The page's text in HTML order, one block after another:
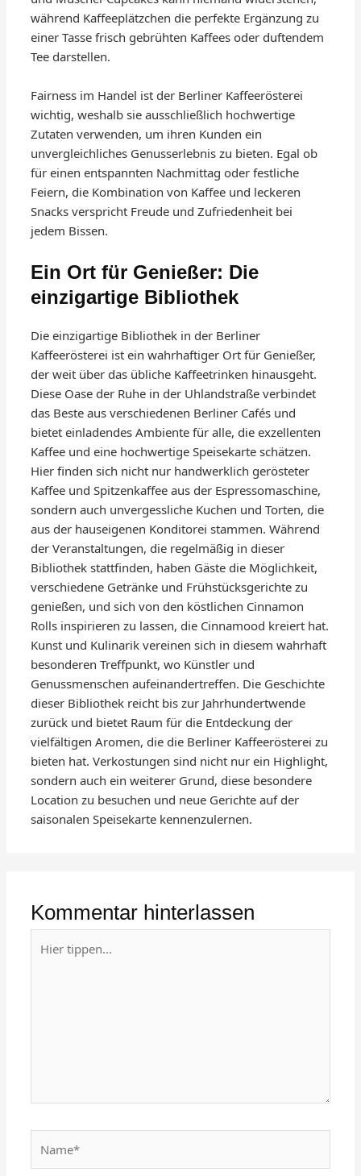
während Kaffeeplätzchen die perfekte Ergänzung zu
einer Tasse frisch gebrühten Kaffees oder duftendem
Tee darstellen.
Fairness im Handel ist der Berliner Kaffeerösterei
wichtig, weshalb sie ausschließlich hochwertige
Zutaten verwenden, um ihren Kunden ein
unvergleichliches Genusserlebnis zu bieten. Egal ob
für einen entspannten Nachmittag oder festliche
Feiern, die Kombination von Kaffee und leckeren
Snacks verspricht Freude und Zufriedenheit bei
jedem Bissen.
Ein Ort für Genießer: Die
einzigartige Bibliothek
Die einzigartige Bibliothek in der Berliner
Kaffeerösterei ist ein wahrhaftiger Ort für Genießer,
der weit über das übliche Kaffeetrinken hinausgeht.
Diese Oase der Ruhe in der Uhlandstraße verbindet
das Beste aus verschiedenen Berliner Cafés und
bietet einladendes Ambiente für alle, die exzellenten
Kaffee und eine hochwertige Speisekarte schätzen.
Hier finden sich nicht nur handwerklich gerösteter
Kaffee und Spitzenkaffee aus der Espressomaschine,
sondern auch unvergessliche Kuchen und Torten, die
aus der hauseigenen Konditorei stammen. Während
der Veranstaltungen, die regelmäßig in dieser
Bibliothek stattfinden, haben Gäste die Möglichkeit,
verschiedene Getränke und Frühstücksgerichte zu
genießen, und sich von den köstlichen Cinnamon
Rolls inspirieren zu lassen, die Cinnamood kreiert hat.
Kunst und Kulinarik vereinen sich in diesem wahrhaft
besonderen Treffpunkt, wo Künstler und
Genussmenschen aufeinandertreffen. Die Geschichte
dieser Bibliothek reicht bis zur Jahrhundertwende
zurück und bietet Raum für die Entdeckung der
vielfältigen Aromen, die die Berliner Kaffeerösterei zu
bieten hat. Verkostungen sind nicht nur ein Highlight,
sondern auch ein weiterer Grund, diese besondere
Location zu besuchen und neue Gerichte auf der
saisonalen Speisekarte kennenzulernen.
Kommentar hinterlassen
tippen...